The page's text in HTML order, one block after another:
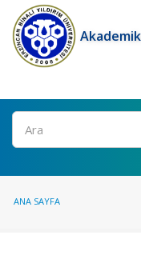
Ara
ANA SAYFA